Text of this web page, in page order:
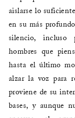
aislarse lo
en su más
silencio, incluso
hombres que
hasta el último
alzar la voz para
proviene de su
bases, y aunque